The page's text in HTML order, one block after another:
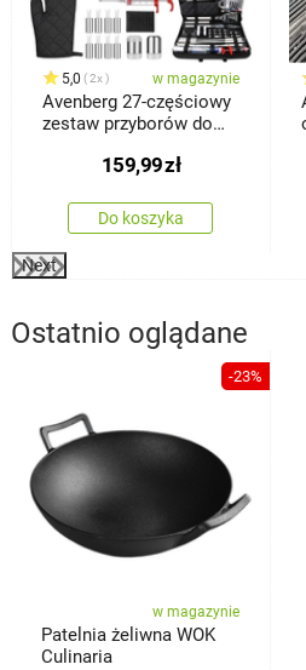
5,0 2x w magazynie
Avenberg 27-częściowy
zestaw przyborów do
159,99zł
Do koszyka
Next
Ostatnio oglądane
-23%
w magazynie
Patelnia żeliwna WOK
Culinaria